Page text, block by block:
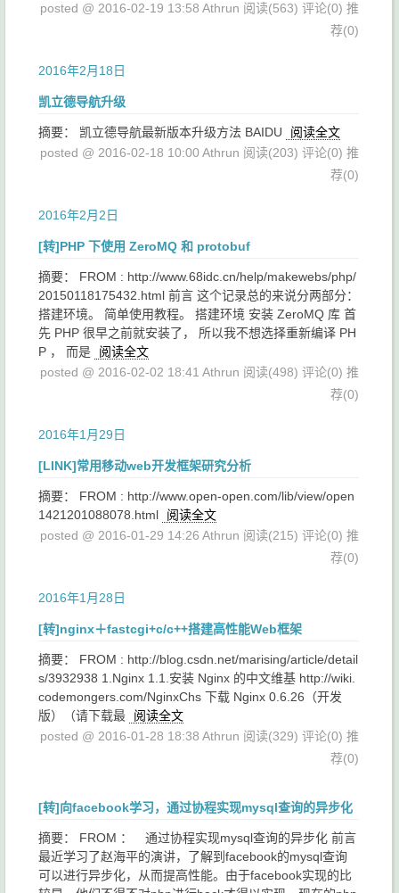
posted @ 2016-02-19 13:58 Athrun 阅读(563) 评论(0) 推
荐(0)
2016年2月18日
凯立德导航升级
摘要： 凯立德导航最新版本升级方法 BAIDU
阅读全文
posted @ 2016-02-18 10:00 Athrun 阅读(203) 评论(0) 推
荐(0)
2016年2月2日
[转]PHP 下使用 ZeroMQ 和 protobuf
摘要： FROM : http://www.68idc.cn/help/makewebs/php/
20150118175432.html 前言 这个记录总的来说分两部分：
搭建环境。 简单使用教程。 搭建环境 安装 ZeroMQ 库 首
先 PHP 很早之前就安装了， 所以我不想选择重新编译 PH
P ， 而是
阅读全文
posted @ 2016-02-02 18:41 Athrun 阅读(498) 评论(0) 推
荐(0)
2016年1月29日
[LINK]常用移动web开发框架研究分析
摘要： FROM : http://www.open-open.com/lib/view/open
1421201088078.html
阅读全文
posted @ 2016-01-29 14:26 Athrun 阅读(215) 评论(0) 推
荐(0)
2016年1月28日
[转]nginx＋fastcgi+c/c++搭建高性能Web框架
摘要： FROM : http://blog.csdn.net/marising/article/detail
s/3932938 1.Nginx 1.1.安装 Nginx 的中文维基 http://wiki.
codemongers.com/NginxChs 下载 Nginx 0.6.26（开发
版）（请下载最
阅读全文
posted @ 2016-01-28 18:38 Athrun 阅读(329) 评论(0) 推
荐(0)
[转]向facebook学习，通过协程实现mysql查询的异步化
摘要： FROM ： 通过协程实现mysql查询的异步化 前言
最近学习了赵海平的演讲，了解到facebook的mysql查询
可以进行异步化，从而提高性能。由于facebook实现的比